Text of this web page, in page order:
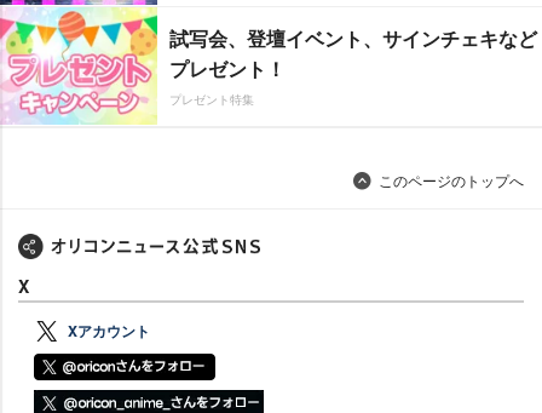
試写会、登壇イベント、サインチェキなど
プレゼント！
プレゼント特集
このページのトップへ
X
Xアカウント